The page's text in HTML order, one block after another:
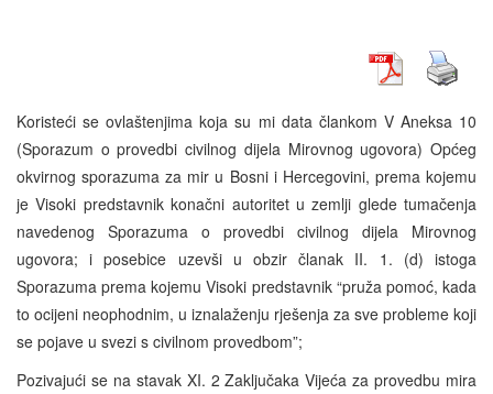
Koristeći se ovlaštenjima koja su mi data člankom V Aneksa 10
(Sporazum o provedbi civilnog dijela Mirovnog ugovora) Općeg
okvirnog sporazuma za mir u Bosni i Hercegovini, prema kojemu
je Visoki predstavnik konačni autoritet u zemlji glede tumačenja
navedenog Sporazuma o provedbi civilnog dijela Mirovnog
ugovora; i posebice uzevši u obzir članak II. 1. (d) istoga
Sporazuma prema kojemu Visoki predstavnik “pruža pomoć, kada
to ocijeni neophodnim, u iznalaženju rješenja za sve probleme koji
se pojave u svezi s civilnom provedbom”;
Pozivajući se na stavak XI. 2 Zaključaka Vijeća za provedbu mira